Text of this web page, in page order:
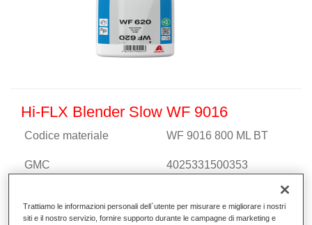
Hi-FLX Blender Slow WF 9016
Codice materiale WF 9016 800 ML BT
GMC 4025331500353
Trattiamo le informazioni personali dell`utente per misurare e migliorare i nostri
siti e il nostro servizio, fornire supporto durante le campagne di marketing e